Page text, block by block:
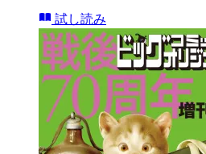
試し読み